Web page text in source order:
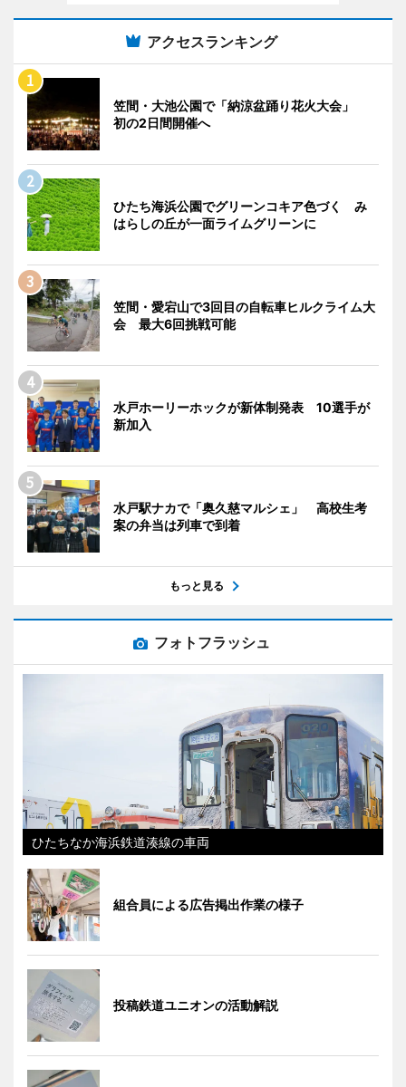
アクセスランキング
笠間・大池公園で「納涼盆踊り花火大会」
初の2日間開催へ
ひたち海浜公園でグリーンコキア色づく み
はらしの丘が一面ライムグリーンに
笠間・愛宕山で3回目の自転車ヒルクライム大
会 最大6回挑戦可能
水戸ホーリーホックが新体制発表 10選手が
新加入
水戸駅ナカで「奥久慈マルシェ」 高校生考
案の弁当は列車で到着
もっと見る
フォトフラッシュ
ひたちなか海浜鉄道湊線の車両
組合員による広告掲出作業の様子
投稿鉄道ユニオンの活動解説